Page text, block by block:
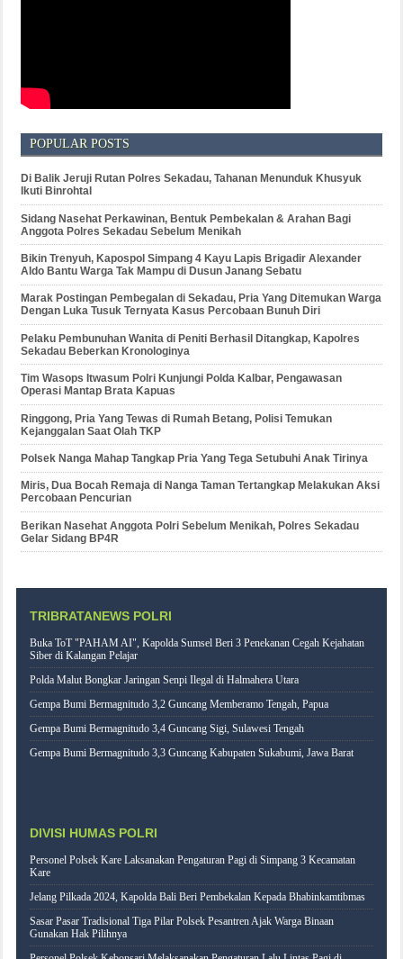
POPULAR POSTS
Di Balik Jeruji Rutan Polres Sekadau, Tahanan Menunduk Khusyuk
Ikuti Binrohtal
Sidang Nasehat Perkawinan, Bentuk Pembekalan & Arahan Bagi
Anggota Polres Sekadau Sebelum Menikah
Bikin Trenyuh, Kapospol Simpang 4 Kayu Lapis Brigadir Alexander
Aldo Bantu Warga Tak Mampu di Dusun Janang Sebatu
Marak Postingan Pembegalan di Sekadau, Pria Yang Ditemukan Warga
Dengan Luka Tusuk Ternyata Kasus Percobaan Bunuh Diri
Pelaku Pembunuhan Wanita di Peniti Berhasil Ditangkap, Kapolres
Sekadau Beberkan Kronologinya
Tim Wasops Itwasum Polri Kunjungi Polda Kalbar, Pengawasan
Operasi Mantap Brata Kapuas
Ringgong, Pria Yang Tewas di Rumah Betang, Polisi Temukan
Kejanggalan Saat Olah TKP
Polsek Nanga Mahap Tangkap Pria Yang Tega Setubuhi Anak Tirinya
Miris, Dua Bocah Remaja di Nanga Taman Tertangkap Melakukan Aksi
Percobaan Pencurian
Berikan Nasehat Anggota Polri Sebelum Menikah, Polres Sekadau
Gelar Sidang BP4R
TRIBRATANEWS POLRI
Buka ToT "PAHAM AI", Kapolda Sumsel Beri 3 Penekanan Cegah Kejahatan
Siber di Kalangan Pelajar
Polda Malut Bongkar Jaringan Senpi Ilegal di Halmahera Utara
Gempa Bumi Bermagnitudo 3,2 Guncang Memberamo Tengah, Papua
Gempa Bumi Bermagnitudo 3,4 Guncang Sigi, Sulawesi Tengah
Gempa Bumi Bermagnitudo 3,3 Guncang Kabupaten Sukabumi, Jawa Barat
DIVISI HUMAS POLRI
Personel Polsek Kare Laksanakan Pengaturan Pagi di Simpang 3 Kecamatan
Kare
Jelang Pilkada 2024, Kapolda Bali Beri Pembekalan Kepada Bhabinkamtibmas
Sasar Pasar Tradisional Tiga Pilar Polsek Pesantren Ajak Warga Binaan
Gunakan Hak Pilihnya